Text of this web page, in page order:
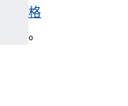
格
。